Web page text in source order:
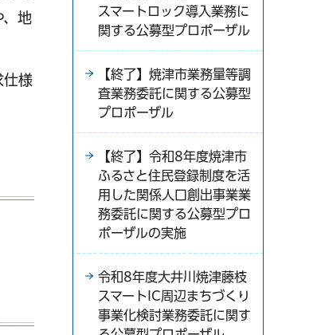
、地
仕様
スマートロック導入業務に
関する公募型プロポーザル
【終了】焼津市業務量等調
査業務委託に関する公募型
プロポーザル
【終了】令和8年度焼津市
ふるさと住民登録制度を活
用した関係人口創出事業業
務委託に関する公募型プロ
ポーザルの実施
令和8年度大井川焼津藤枝
スマートIC周辺まちづくり
事業化検討業務委託に関す